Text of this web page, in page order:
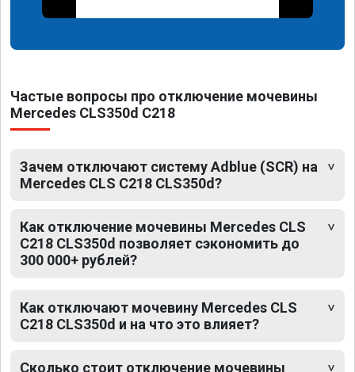
Частые вопросы про отключение мочевины
Mercedes CLS350d C218
Зачем отключают систему Adblue (SCR) на
Mercedes CLS C218 CLS350d?
Как отключение мочевины Mercedes CLS
C218 CLS350d позволяет сэкономить до
300 000+ рублей?
Как отключают мочевину Mercedes CLS
C218 CLS350d и на что это влияет?
Сколько стоит отключение мочевины